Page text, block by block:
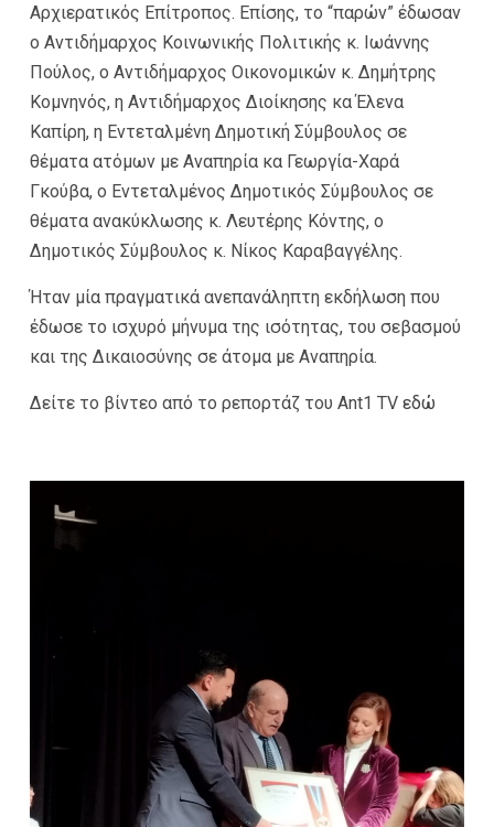
Αρχιερατικός Επίτροπος. Επίσης, το “παρών” έδωσαν
ο Αντιδήμαρχος Κοινωνικής Πολιτικής κ. Ιωάννης
Πούλος, ο Αντιδήμαρχος Οικονομικών κ. Δημήτρης
Κομνηνός, η Αντιδήμαρχος Διοίκησης κα Έλενα
Καπίρη, η Εντεταλμένη Δημοτική Σύμβουλος σε
θέματα ατόμων με Αναπηρία κα Γεωργία-Χαρά
Γκούβα, ο Εντεταλμένος Δημοτικός Σύμβουλος σε
θέματα ανακύκλωσης κ. Λευτέρης Κόντης, ο
Δημοτικός Σύμβουλος κ. Νίκος Καραβαγγέλης.
Ήταν μία πραγματικά ανεπανάληπτη εκδήλωση που
έδωσε το ισχυρό μήνυμα της ισότητας, του σεβασμού
και της Δικαιοσύνης σε άτομα με Αναπηρία.
Δείτε το βίντεο από το ρεπορτάζ του Ant1 TV εδώ